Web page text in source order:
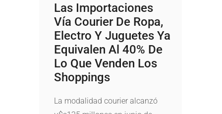
Las Importaciones
Vía Courier De Ropa,
Electro Y Juguetes Ya
Equivalen Al 40% De
Lo Que Venden Los
Shoppings
La modalidad courier alcanzó